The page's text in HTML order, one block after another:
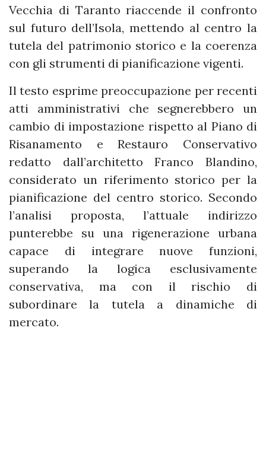
Vecchia di Taranto riaccende il confronto
sul futuro dell’Isola, mettendo al centro la
tutela del patrimonio storico e la coerenza
con gli strumenti di pianificazione vigenti.
Il testo esprime preoccupazione per recenti
atti amministrativi che segnerebbero un
cambio di impostazione rispetto al Piano di
Risanamento e Restauro Conservativo
redatto dall’architetto Franco Blandino,
considerato un riferimento storico per la
pianificazione del centro storico. Secondo
l’analisi proposta, l’attuale indirizzo
punterebbe su una rigenerazione urbana
capace di integrare nuove funzioni,
superando la logica esclusivamente
conservativa, ma con il rischio di
subordinare la tutela a dinamiche di
mercato.